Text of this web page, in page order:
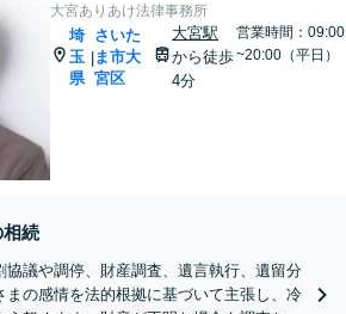
大宮ありあけ法律事務所
埼
玉
県
|
さいた
ま市大
宮区
大宮駅
から徒歩
4分
営業時間：09:00
~20:00（平日）
続
協議や調停、財産調査、遺言執行、遺留分
まの感情を法的根拠に基づいて主張し、冷